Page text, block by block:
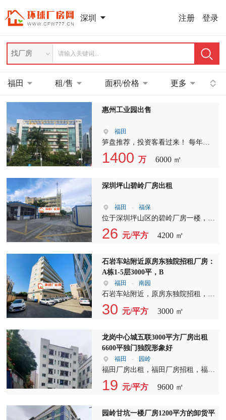
深圳 登录
注册
找厂房
福田 租/售 面积/价格 更多
惠州工业园出售
福田
笋盘推荐，投资客看过来！ 每年稳
定收益96万！12年回本，带9年现成
租约！ 石湾工业园区，占地7000平
35年使用年限！包村委过户，仅售
1400 万 6000 ㎡
深圳坪山碧岭厂房出租
福田 - 福保
位于深圳坪山区的碧岭厂房一楼，现
推出4200平方的优质空间，价格仅为
26元，大小分租灵活方便，满足您的
米，宽敞明亮，非常适合各类企业入
驻。我们还提供宿舍按需服务，让您
的生活和工作更加便捷。 在电力配
置方面，我们配备了2台2500变压器
的强大电力系统，确保您的生产和生
活用电稳定可靠。内容中多次强调厂
旨在为有需求的客户提供一个全面、
专业的出租信息。 碧岭厂房地处深
圳坪山区，交通便利，周边配套设施
齐全，是您创业发展的理想之地。我
同探讨合作机会。 厂房出租、厂房
一站式服务。在这里，您将享受到优
26 元/平方 4200 ㎡
石岩车站附近原房东独院招租厂房：
A栋1-5层3000平，B
福田 - 南园
石岩车站附近，原房东独院招租，地
理位置优越，交通便利。现推出A栋
1-5层，共计3000平米，以及B栋1-4
积高达7000平米，满足各类企业生产
需求。 厂房内部设施齐全，配备2部
货梯，方便货物上下运输。我们还提
供约2000多平米的宿舍，大约54间左
右，隔壁园区还有更多宿舍可供选
择，满足员工住宿需求。 租期方
您无后顾之忧。租金方面，30元/平
30 元/平方 3000 ㎡
龙岗中心城五联3000平方厂房出租
6600平独门独院形象好
福田 - 园岭
福田厂房出租，福田厂房招租，福田
独院厂房出租——这里是您理想中的
商业基地！我们提供的厂房，视频为
顾之忧。本人因不带电脑，微聊可能
19 元/平方 9600 ㎡
园岭甘坑一楼厂房1200平方的卸货平